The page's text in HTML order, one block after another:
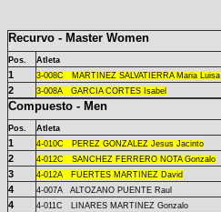
Recurvo - Master Women
Pos. Atleta
1 3-008C MARTINEZ SALVATIERRA Maria Luisa
2 3-008A GARCIA CORTES Isabel
Compuesto - Men
Pos. Atleta
1 4-010C PEREZ GONZALEZ Jesus Jacinto
2 4-012C SANCHEZ FERRERO NOTA Gonzalo
3 4-012A FUERTES MARTINEZ David
4 4-007A ALTOZANO PUENTE Raul
4 4-011C LINARES MARTINEZ Gonzalo